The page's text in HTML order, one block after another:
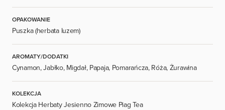
OPAKOWANIE
Puszka (herbata luzem)
AROMATY/DODATKI
Cynamon, Jabłko, Migdał, Papaja, Pomarańcza, Róża, Żurawina
KOLEKCJA
Kolekcja Herbaty Jesienno Zimowe Piag Tea